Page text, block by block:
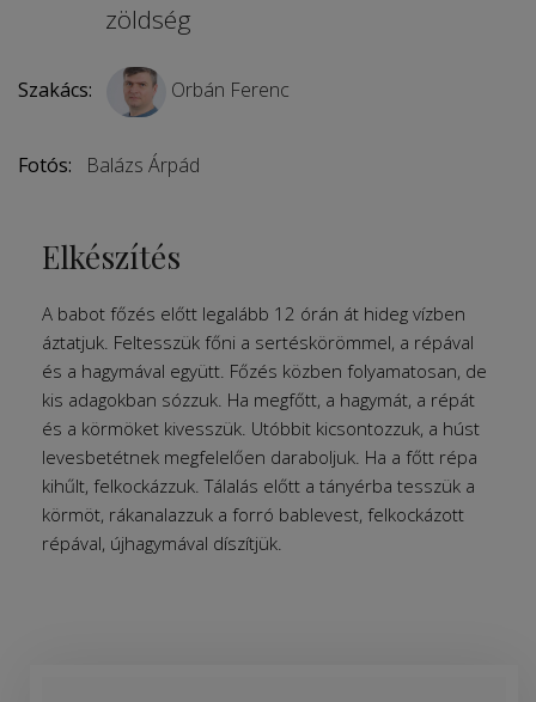
zöldség
Szakács: Orbán Ferenc
Fotós: Balázs Árpád
Elkészítés
A babot főzés előtt legalább 12 órán át hideg vízben
áztatjuk. Feltesszük főni a sertéskörömmel, a répával
és a hagymával együtt. Főzés közben folyamatosan, de
kis adagokban sózzuk. Ha megfőtt, a hagymát, a répát
és a körmöket kivesszük. Utóbbit kicsontozzuk, a húst
levesbetétnek megfelelően daraboljuk. Ha a főtt répa
kihűlt, felkockázzuk. Tálalás előtt a tányérba tesszük a
körmöt, rákanalazzuk a forró bablevest, felkockázott
répával, újhagymával díszítjük.